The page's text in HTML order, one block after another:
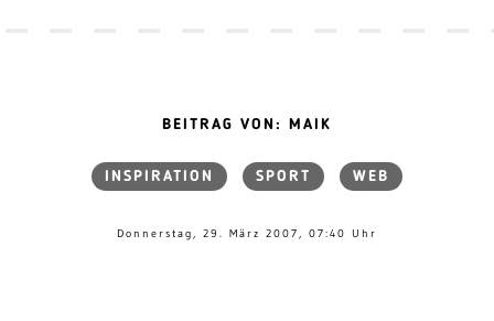
BEITRAG VON: MAIK
INSPIRATION SPORT WEB
Donnerstag, 29. März 2007, 07:40 Uhr